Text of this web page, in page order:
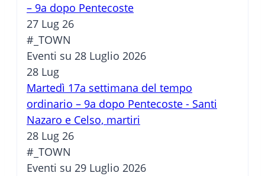
– 9a dopo Pentecoste
27 Lug 26
#_TOWN
Eventi su 28 Luglio 2026
28 Lug
Martedì 17a settimana del tempo
ordinario – 9a dopo Pentecoste - Santi
Nazaro e Celso, martiri
28 Lug 26
#_TOWN
Eventi su 29 Luglio 2026